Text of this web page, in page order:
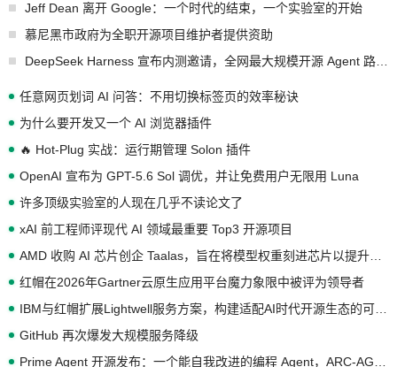
Jeff Dean 离开 Google：一个时代的结束，一个实验室的开始
慕尼黑市政府为全职开源项目维护者提供资助
任意网页划词 AI 问答：不用切换标签页的效率秘诀
为什么要开发又一个 AI 浏览器插件
🔥 Hot-Plug 实战：运行期管理 Solon 插件
OpenAI 宣布为 GPT-5.6 Sol 调优，并让免费用户无限用 Luna
许多顶级实验室的人现在几乎不读论文了
xAI 前工程师评现代 AI 领域最重要 Top3 开源项目
红帽在2026年Gartner云原生应用平台魔力象限中被评为领导者
GitHub 再次爆发大规模服务降级